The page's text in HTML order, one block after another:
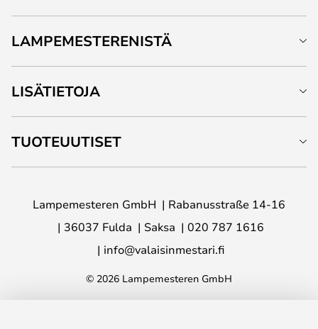
LAMPEMESTERENISTÄ
LISÄTIETOJA
TUOTEUUTISET
Lampemesteren GmbH
Rabanusstraße 14-16
36037 Fulda
Saksa
020 787 1616
info@valaisinmestari.fi
© 2026 Lampemesteren GmbH